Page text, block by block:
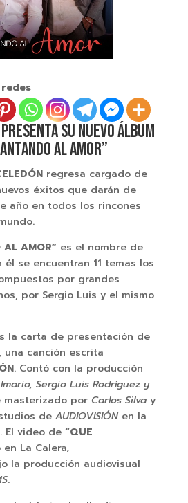
SU NUEVO ÁLBUM
AL AMOR”
regresa cargado de
éxitos que darán de
año en todos los rincones
AL AMOR”es el nombre de
él se encuentran 11 temas los
por grandes
por Sergio Luis y el mismo
la carta de presentación de
una canción escrita
. Contó con la producción
Sergio Luis Rodríguez y
masterizado por Carlos Silvay
de AUDIOVISIÓNen la
El video de “QUE
La Calera,
la producción audiovisual
.